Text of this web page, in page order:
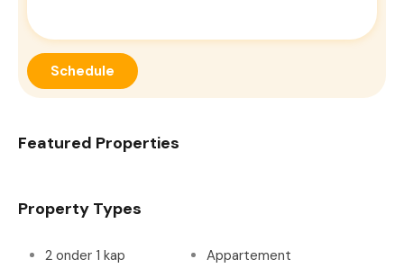
Featured Properties
Property Types
2 onder 1 kap Appartement